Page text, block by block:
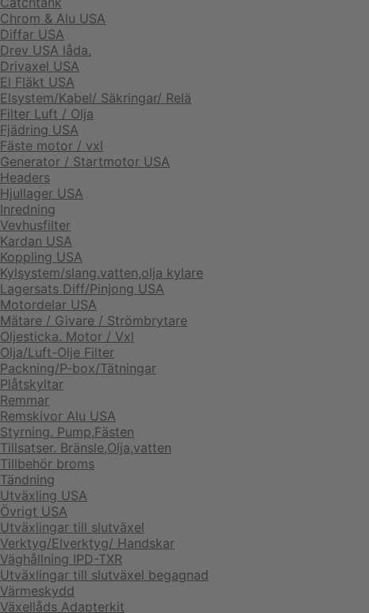
Chrom & Alu USA
Diffar USA
Drev USA låda.
Drivaxel USA
El Fläkt USA
Elsystem/Kabel/ Säkringar/ Relä
Filter Luft / Olja
Fjädring USA
Fäste motor / vxl
Generator / Startmotor USA
Headers
Hjullager USA
Inredning
Vevhusfilter
Kardan USA
Koppling USA
Kylsystem/slang.vatten,olja kylare
Lagersats Diff/Pinjong USA
Motordelar USA
Mätare / Givare / Strömbrytare
Oljesticka. Motor / Vxl
Olja/Luft-Olje Filter
Packning/P-box/Tätningar
Plåtskyltar
Remmar
Remskivor Alu USA
Styrning. Pump,Fästen
Tillsatser. Bränsle,Olja,vatten
Tillbehör broms
Tändning
Utväxling USA
Övrigt USA
Utväxlingar till slutväxel
Verktyg/Elverktyg/ Handskar
Väghållning IPD-TXR
Utväxlingar till slutväxel begagnad
Värmeskydd
Växellåds Adapterkit